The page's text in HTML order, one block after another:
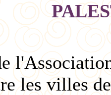
les villes